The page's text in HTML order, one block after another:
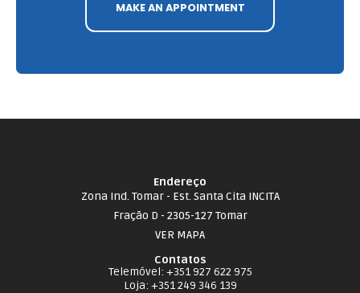
MAKE AN APPOINTMENT
Endereço
Zona Ind. Tomar - Est. Santa Cita INCITA
Fração D - 2305-127 Tomar
VER MAPA
Contatos
Telemóvel: +351 927 622 975
Loja: +351 249 346 139